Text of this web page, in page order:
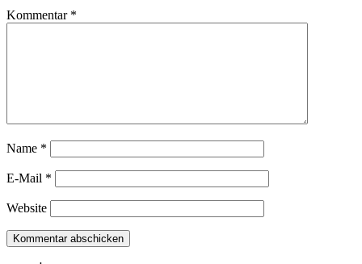
Kommentar *
Name *
E-Mail *
Website